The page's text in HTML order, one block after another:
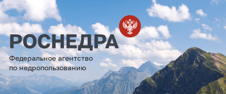
Федеральное агентство
по недропользованию